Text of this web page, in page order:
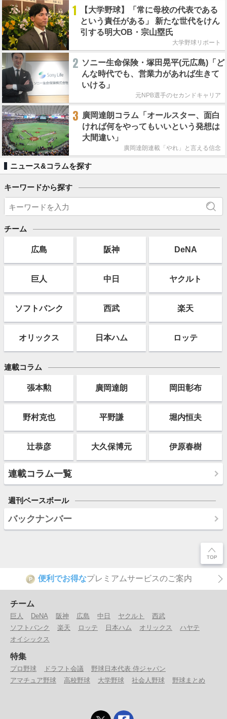
1
【大学野球】「常に母校の代表である
という責任がある」 新たな世代をけん
引する明大OB・宗山塁氏
大学野球リポート
2 ソニー生命保険・塚田晃平(元広島)「ど
んな時代でも、営業力があれば生きて
いける」
元NPB選手のセカンドキャリア
3 廣岡達朗コラム「オールスター、面白
ければ何をやってもいいという発想は
大間違い」
廣岡達朗連載「やれ」と言える信念
ニュース&コラムを探す
キーワードから探す
チーム
広島 阪神 DeNA
巨人 中日 ヤクルト
ソフトバンク 西武 楽天
オリックス 日本ハム ロッテ
連載コラム
張本勲 廣岡達朗 岡田彰布
野村克也 平野謙 堀内恒夫
辻恭彦 大久保博元 伊原春樹
連載コラム一覧
週刊ベースボール
バックナンバー
P 便利でお得なプレミアムサービスのご案内
チーム
巨人 DeNA 阪神 広島 中日 ヤクルト
西武
ソフトバンク
楽天 ロッテ 日本ハム オリックス
ハヤテ
オイシックス
特集
プロ野球 ドラフト会議
野球日本代表 侍ジャパン
アマチュア野球
高校野球 大学野球 社会人野球 野球まとめ